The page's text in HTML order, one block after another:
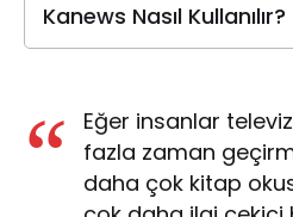
Kanews Nasıl Kullanılır?
Eğer insanlar
fazla zaman
daha çok kitap